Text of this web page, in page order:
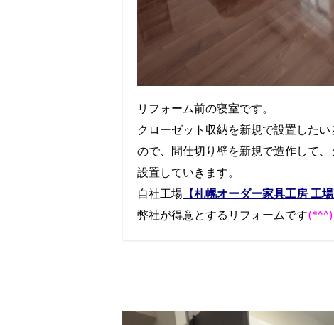
リフォーム前の寝室です。
クローゼット収納を新規で設置した
ので、間仕切り壁を新規で造作して
設置していきます。
自社工場 【札幌オーダー家具工房 工場
弊社が得意とするリフォームです